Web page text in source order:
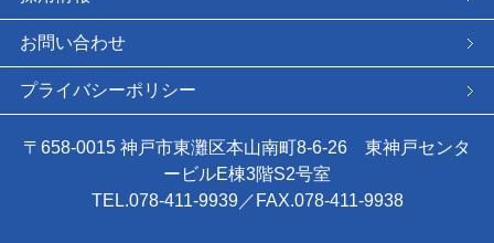
お問い合わせ
プライバシーポリシー
〒658-0015 神戸市東灘区本山南町8-6-26 東神戸センタ
ービルE棟3階S2号室
TEL.078-411-9939／FAX.078-411-9938